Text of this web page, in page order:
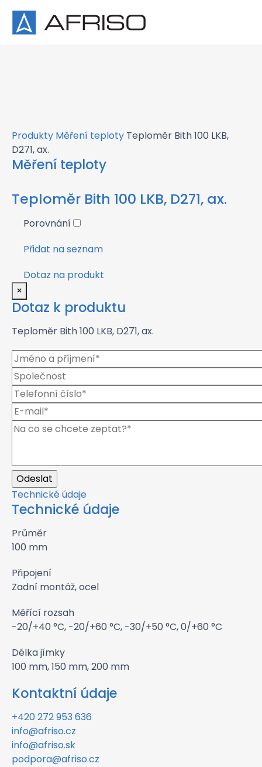
×
Produkty Měření teploty Teploměr Bith 100 LKB,
D271, ax.
Měření teploty
Teploměr Bith 100 LKB, D271, ax.
Porovnání
Přidat na seznam
Dotaz na produkt
×
Dotaz k produktu
Teploměr Bith 100 LKB, D271, ax.
Technické údaje
Technické údaje
Průměr
100 mm
Připojení
Zadní montáž, ocel
Měřící rozsah
-20/+40 °C, -20/+60 °C, -30/+50 °C, 0/+60 °C
Délka jímky
100 mm, 150 mm, 200 mm
Kontaktní údaje
+420 272 953 636
info@afriso.cz
info@afriso.sk
podpora@afriso.cz